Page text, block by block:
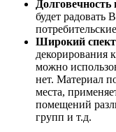
Долговечность
будет радовать
Широкий
декорирования
можно
нет. Материал
места,
помещений
групп и т.д.